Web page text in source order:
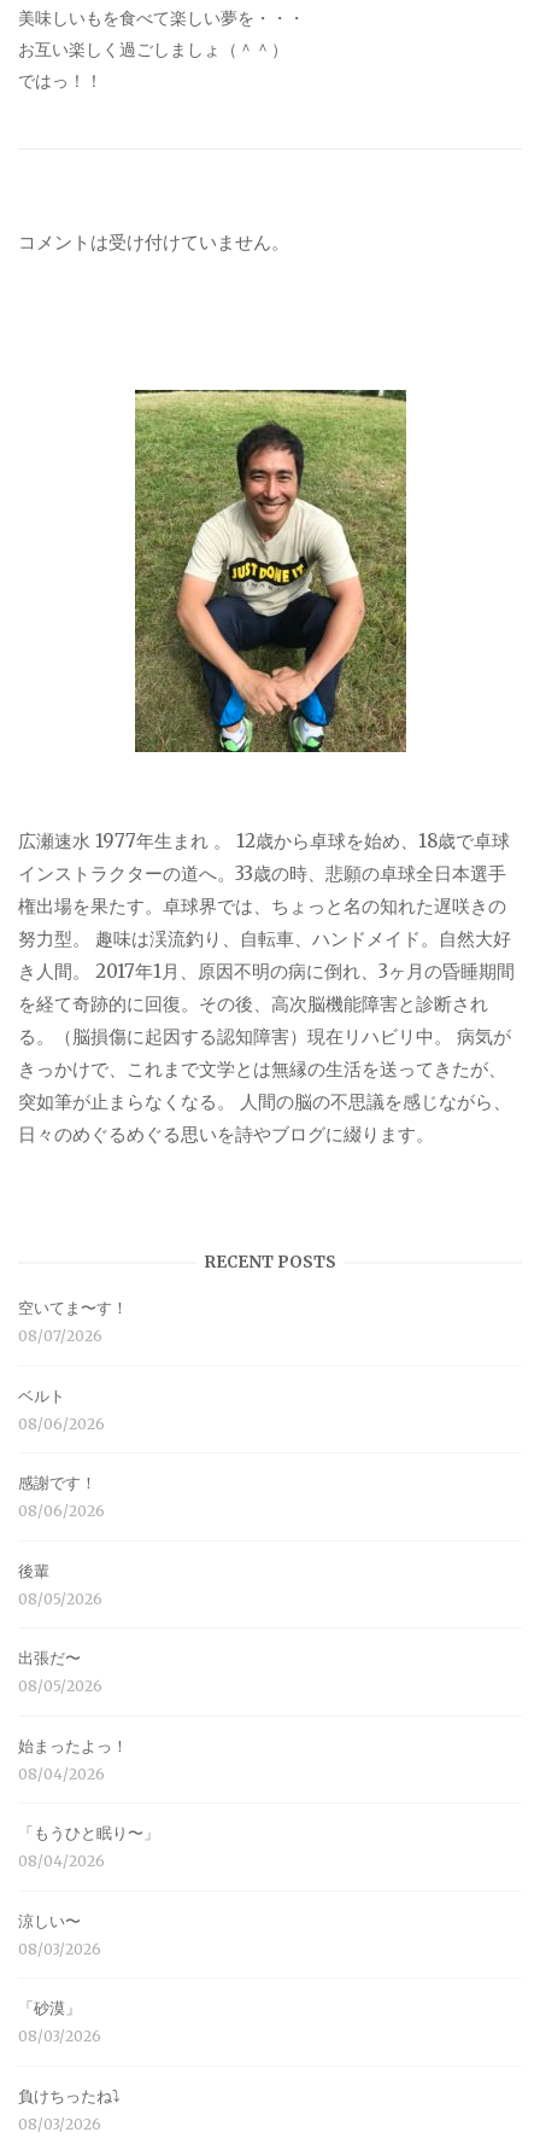
美味しいもを食べて楽しい夢を・・・
お互い楽しく過ごしましょ（＾＾）
ではっ！！
コメントは受け付けていません。
広瀬速水 1977年生まれ 。 12歳から卓球を始め、18歳で卓球
インストラクターの道へ。33歳の時、悲願の卓球全日本選手
権出場を果たす。卓球界では、ちょっと名の知れた遅咲きの
努力型。 趣味は渓流釣り、自転車、ハンドメイド。自然大好
き人間。 2017年1月、原因不明の病に倒れ、3ヶ月の昏睡期間
を経て奇跡的に回復。その後、高次脳機能障害と診断され
る。（脳損傷に起因する認知障害）現在リハビリ中。 病気が
きっかけで、これまで文学とは無縁の生活を送ってきたが、
突如筆が止まらなくなる。 人間の脳の不思議を感じながら、
日々のめぐるめぐる思いを詩やブログに綴ります。
RECENT POSTS
空いてま〜す！
08/07/2026
ベルト
08/06/2026
感謝です！
08/06/2026
後輩
08/05/2026
出張だ〜
08/05/2026
始まったよっ！
08/04/2026
「もうひと眠り〜」
08/04/2026
涼しい〜
08/03/2026
「砂漠」
08/03/2026
負けちったね⤵︎
08/03/2026